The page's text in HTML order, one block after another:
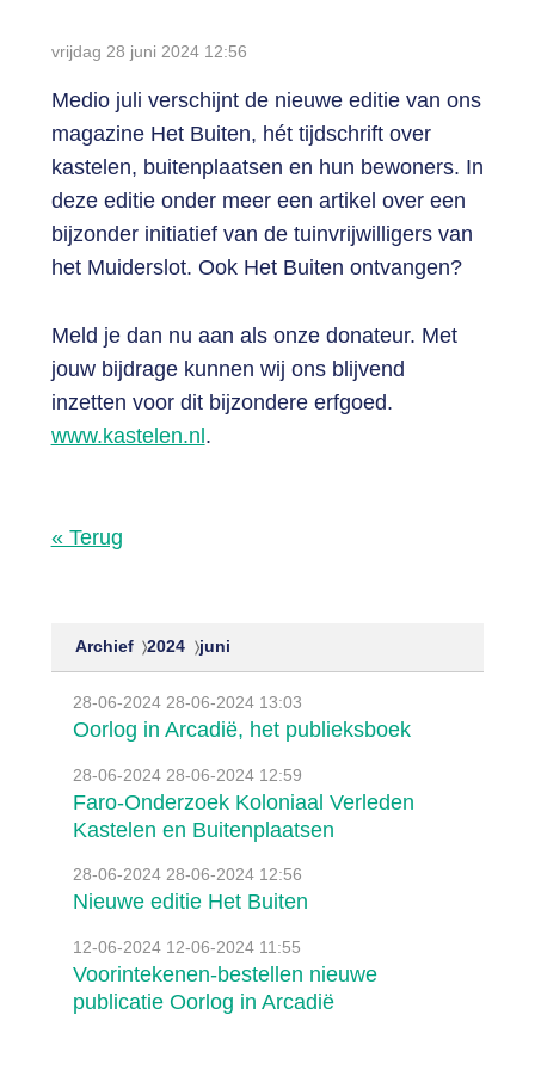
vrijdag 28 juni 2024 12:56
Medio juli verschijnt de nieuwe editie van ons
magazine Het Buiten, hét tijdschrift over
kastelen, buitenplaatsen en hun bewoners. In
deze editie onder meer een artikel over een
bijzonder initiatief van de tuinvrijwilligers van
het Muiderslot. Ook Het Buiten ontvangen?
Meld je dan nu aan als onze donateur. Met
jouw bijdrage kunnen wij ons blijvend
inzetten voor dit bijzondere erfgoed.
www.kastelen.nl.
« Terug
Archief 2024 juni
28-06-202428-06-2024 13:03
Oorlog in Arcadië, het publieksboek
28-06-202428-06-2024 12:59
Faro-Onderzoek Koloniaal Verleden
Kastelen en Buitenplaatsen
28-06-202428-06-2024 12:56
Nieuwe editie Het Buiten
12-06-202412-06-2024 11:55
Voorintekenen-bestellen nieuwe
publicatie Oorlog in Arcadië
Login